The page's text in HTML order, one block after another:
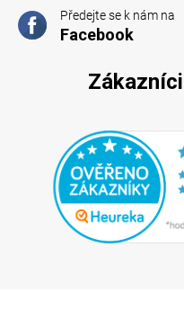
Předejte se k nám na
Facebook